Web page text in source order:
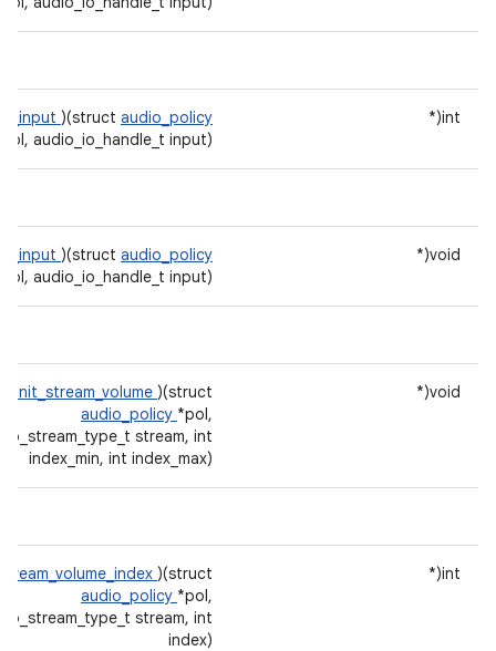
int(*
)(struct audio_policy
audio_io_handle_t input)
void(*
)(struct audio_policy
audio_io_handle_t input)
void(*
init_stream_volume )(struct
audio_policy *pol,
stream, int
index_min, int index_max)
int(*
)(struct
audio_policy *pol,
stream, int
index)